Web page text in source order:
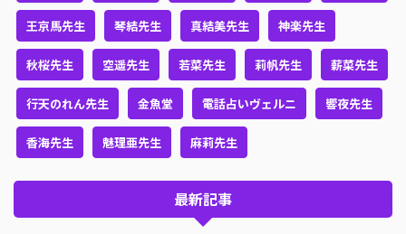
王京馬先生 琴結先生 真結美先生 神楽先生
秋桜先生 空遥先生 若菜先生 莉帆先生 薪菜先生
行天のれん先生 金魚堂 電話占いヴェルニ 響夜先生
香海先生 魅理亜先生 麻莉先生
最新記事